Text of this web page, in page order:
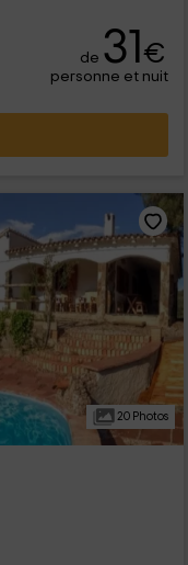
de 31€
personne et nuit
20 Photos